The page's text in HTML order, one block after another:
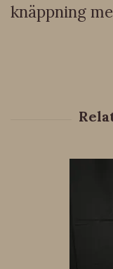
knäppning